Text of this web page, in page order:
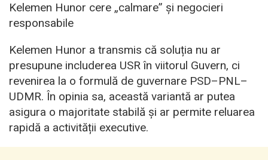
Kelemen Hunor cere „calmare” și negocieri
responsabile
Kelemen Hunor a transmis că soluția nu ar
presupune includerea USR în viitorul Guvern, ci
revenirea la o formulă de guvernare PSD–PNL–
UDMR. În opinia sa, această variantă ar putea
asigura o majoritate stabilă și ar permite reluarea
rapidă a activității executive.